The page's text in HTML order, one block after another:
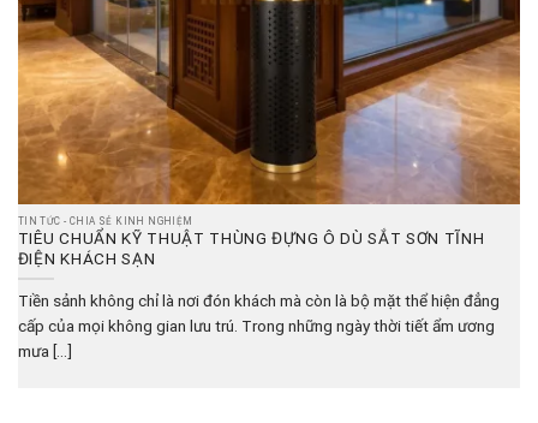
TIN TỨC - CHIA SẺ KINH NGHIỆM
TIÊU CHUẨN KỸ THUẬT THÙNG ĐỰNG Ô DÙ SẮT SƠN TĨNH
ĐIỆN KHÁCH SẠN
Tiền sảnh không chỉ là nơi đón khách mà còn là bộ mặt thể hiện đẳng
cấp của mọi không gian lưu trú. Trong những ngày thời tiết ẩm ương
mưa [...]